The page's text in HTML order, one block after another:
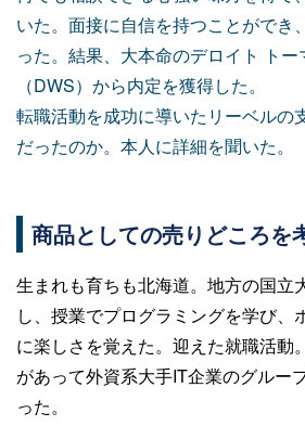
いた。面接に自信を持つことができ
った。結果、大本命のデロイト ト
（DWS）から内定を獲得した。
転職活動を成功に導いたリーベルの
だったのか。本人に詳細を聞いた。
商品としての売りどころを
生まれも育ちも北海道。地方の国立
し、授業でプログラミングを学び、
に楽しさを覚えた。迎えた就職活動
があって外資系大手IT企業のグルー
った。